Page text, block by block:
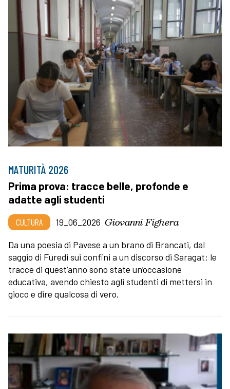
MATURITÀ 2026
Prima prova: tracce belle, profonde e
adatte agli studenti
CULTURA 19_06_2026 Giovanni Fighera
Da una poesia di Pavese a un brano di Brancati, dal
saggio di Furedi sui confini a un discorso di Saragat: le
tracce di quest’anno sono state un’occasione
educativa, avendo chiesto agli studenti di mettersi in
gioco e dire qualcosa di vero.